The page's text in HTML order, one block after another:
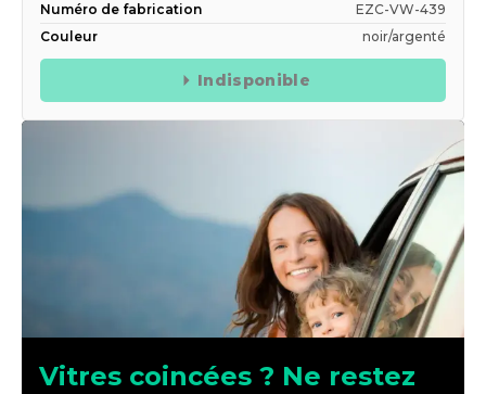
Numéro de fabrication
EZC-VW-439
Couleur
noir/argenté
Indisponible
Vitres coincées ? Ne restez